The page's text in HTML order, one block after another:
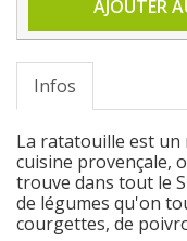
AJOUTER
Infos
La ratatouille est un
cuisine provençale,
trouve dans tout le
de légumes qu'on
courgettes, de